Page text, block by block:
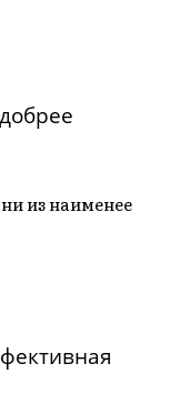
из наименее